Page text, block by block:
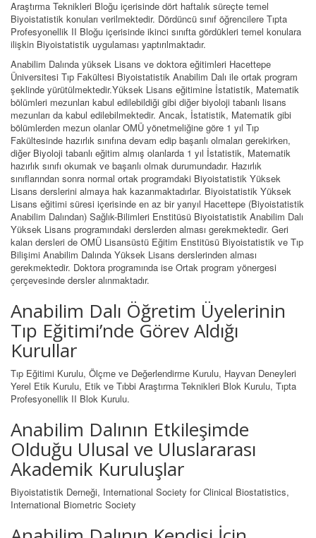
Araştırma Teknikleri Bloğu içerisinde dört haftalık süreçte temel
Biyoistatistik konuları verilmektedir. Dördüncü sınıf öğrencilere Tıpta
Profesyonellik II Bloğu içerisinde ikinci sınıfta gördükleri temel konulara
ilişkin Biyoistatistik uygulaması yaptırılmaktadır.
Anabilim Dalında yüksek Lisans ve doktora eğitimleri Hacettepe
Üniversitesi Tıp Fakültesi Biyoistatistik Anabilim Dalı ile ortak program
şeklinde yürütülmektedir.Yüksek Lisans eğitimine İstatistik, Matematik
bölümleri mezunları kabul edilebildiği gibi diğer biyoloji tabanlı lisans
mezunları da kabul edilebilmektedir. Ancak, İstatistik, Matematik gibi
bölümlerden mezun olanlar OMÜ yönetmeliğine göre 1 yıl Tıp
Fakültesinde hazırlık sınıfına devam edip başarılı olmaları gerekirken,
diğer Biyoloji tabanlı eğitim almış olanlarda 1 yıl İstatistik, Matematik
hazırlık sınıfı okumak ve başarılı olmak durumundadır. Hazırlık
sınıflarından sonra normal ortak programdaki Biyoistatistik Yüksek
Lisans derslerini almaya hak kazanmaktadırlar. Biyoistatistik Yüksek
Lisans eğitimi süresi içerisinde en az bir yarıyıl Hacettepe (Biyoistatistik
Anabilim Dalından) Sağlık-Bilimleri Enstitüsü Biyoistatistik Anabilim Dalı
Yüksek Lisans programındaki derslerden alması gerekmektedir. Geri
kalan dersleri de OMÜ Lisansüstü Eğitim Enstitüsü Biyoistatistik ve Tıp
Bilişimi Anabilim Dalında Yüksek Lisans derslerinden alması
gerekmektedir. Doktora programında ise Ortak program yönergesi
çerçevesinde dersler alınmaktadır.
Anabilim Dalı Öğretim Üyelerinin
Tıp Eğitimi’nde Görev Aldığı
Kurullar
Tıp Eğitimi Kurulu, Ölçme ve Değerlendirme Kurulu, Hayvan Deneyleri
Yerel Etik Kurulu, Etik ve Tıbbi Araştırma Teknikleri Blok Kurulu, Tıpta
Profesyonellik II Blok Kurulu.
Anabilim Dalının Etkileşimde
Olduğu Ulusal ve Uluslararası
Akademik Kuruluşlar
Biyoistatistik Derneği, International Society for Clinical Biostatistics,
International Biometric Society